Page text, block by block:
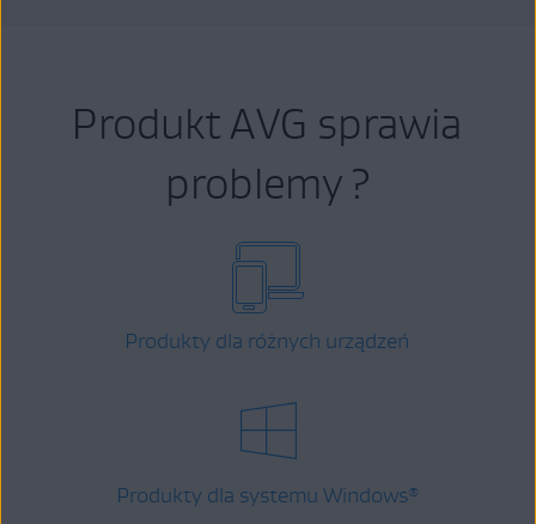
Produkt AVG sprawia
problemy ?
Produkty dla różnych urządzeń
Produkty dla systemu Windows®